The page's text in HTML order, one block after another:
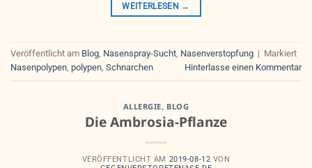
WEITERLESEN →
Veröffentlicht am Blog, Nasenspray-Sucht, Nasenverstopfung | Markiert
Nasenpolypen, polypen, Schnarchen Hinterlasse einen Kommentar
ALLERGIE, BLOG
Die Ambrosia-Pflanze
VERÖFFENTLICHT AM 2019-08-12 VON